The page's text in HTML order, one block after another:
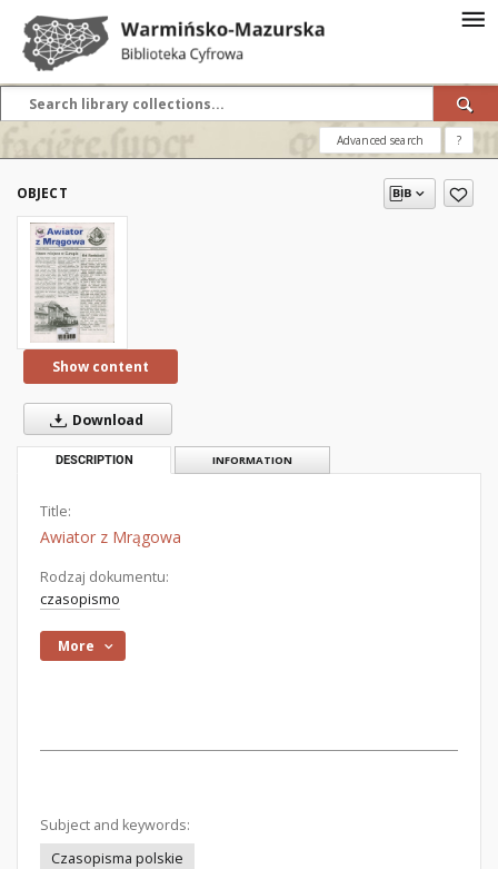
Advanced search ?
OBJECT
Show content
Download
DESCRIPTION INFORMATION
Title:
Awiator z Mrągowa
Rodzaj dokumentu:
czasopismo
More
Subject and keywords:
Czasopisma polskie